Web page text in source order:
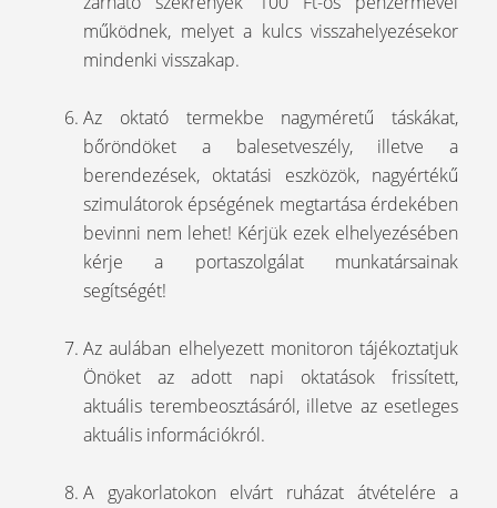
működnek, melyet a kulcs visszahelyezésekor
mindenki visszakap.
Az oktató termekbe nagyméretű táskákat,
bőröndöket a balesetveszély, illetve a
berendezések, oktatási eszközök, nagyértékű
szimulátorok épségének megtartása érdekében
bevinni nem lehet! Kérjük ezek elhelyezésében
kérje a portaszolgálat munkatársainak
segítségét!
Az aulában elhelyezett monitoron tájékoztatjuk
Önöket az adott napi oktatások frissített,
aktuális terembeosztásáról, illetve az esetleges
aktuális információkról.
A gyakorlatokon elvárt ruházat átvételére a